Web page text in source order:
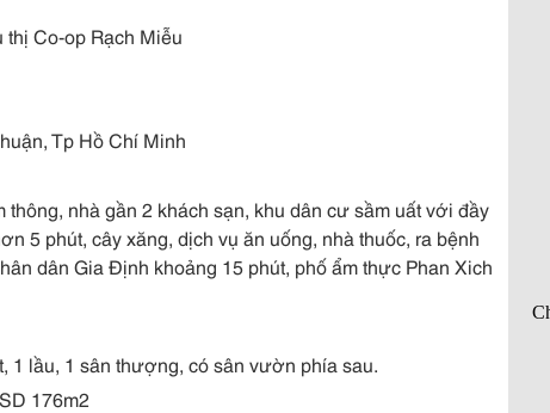
Co-op Rạch Miễu
Tp Hồ Chí Minh
nhà gần 2 khách sạn, khu dân cư sầm uất với đầy
5 phút, cây xăng, dịch vụ ăn uống, nhà thuốc, ra bệnh
dân Gia Định khoảng 15 phút, phố ẩm thực Phan Xich
1 lầu, 1 sân thượng, có sân vườn phía sau.
176m2